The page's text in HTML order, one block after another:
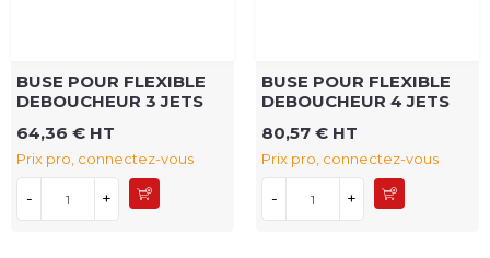
BUSE POUR FLEXIBLE
DEBOUCHEUR 3 JETS
64,36 € HT
Prix pro, connectez-vous
- +
BUSE POUR FLEXIBLE
DEBOUCHEUR 4 JETS
80,57 € HT
Prix pro, connectez-vous
- +